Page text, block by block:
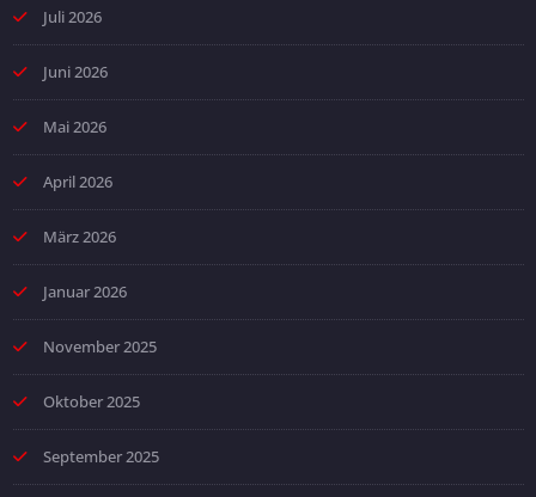
Juli 2026
Juni 2026
Mai 2026
April 2026
März 2026
Januar 2026
November 2025
Oktober 2025
September 2025